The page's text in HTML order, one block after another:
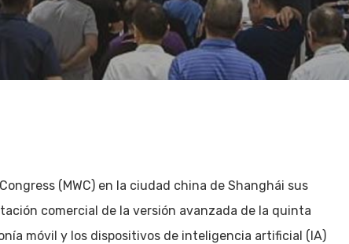
(MWC) en la ciudad china de Shanghái sus
comercial de la versión avanzada de la quinta
móvil y los dispositivos de inteligencia artificial (IA)